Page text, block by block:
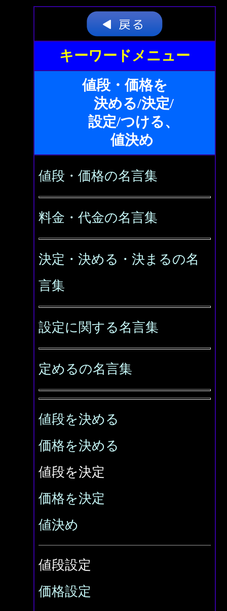
キーワードメニュー
値段・価格を
決める/決定/
設定/つける、
値決め
値段・価格の名言集
料金・代金の名言集
決定・決める・決まるの名
言集
設定に関する名言集
定めるの名言集
値段を決める
価格を決める
値段を決定
価格を決定
値決め
値段設定
価格設定